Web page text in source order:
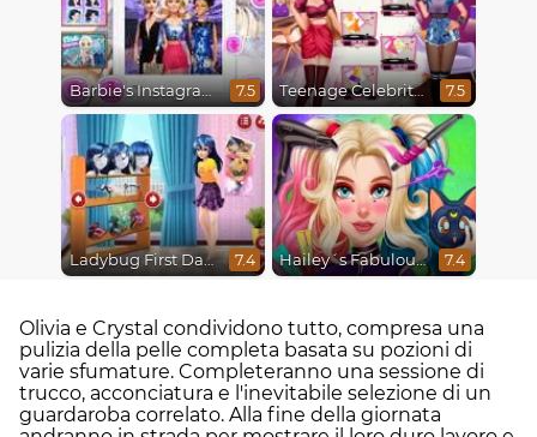
Barbie's Instagram Life 7.5 Teenage Celebrity Rivalry 7.5
Ladybug First Date 7.4 Hailey´s Fabulous Hairstyle Challenge 7.4
Olivia e Crystal condividono tutto, compresa una
pulizia della pelle completa basata su pozioni di
varie sfumature. Completeranno una sessione di
trucco, acconciatura e l'inevitabile selezione di un
guardaroba correlato. Alla fine della giornata